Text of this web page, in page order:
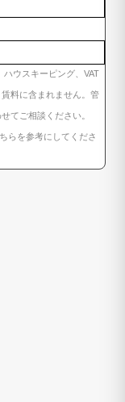
ウスキーピング、VAT
料に含まれません。管
てご相談ください。
らを参考にしてくださ